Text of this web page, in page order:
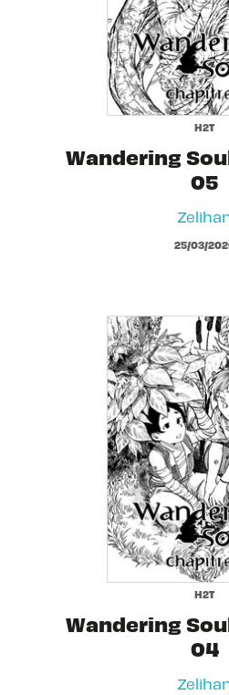
H2T
Wandering
05
25/03/
H2T
Wandering
04